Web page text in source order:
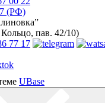
(РФ)
пав. 42/10)
77 17
UBase